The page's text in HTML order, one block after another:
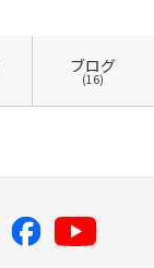
ブログ
(16)